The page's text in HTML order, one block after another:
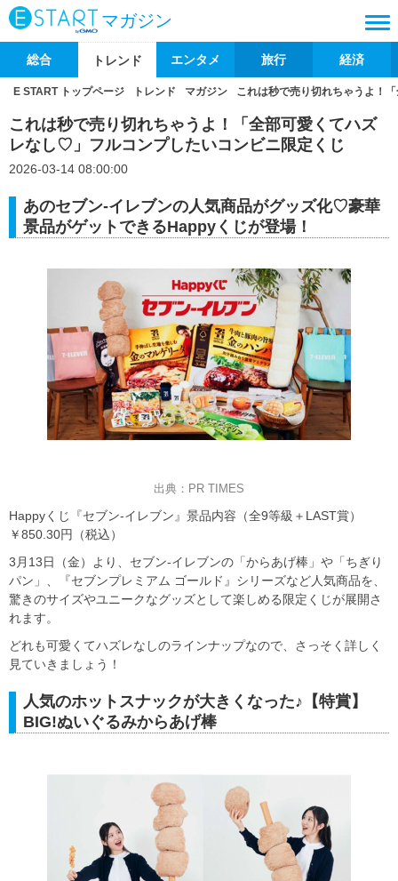
マガジン
総合 トレンド エンタメ 旅行 経済
E START トップページ トレンド マガジン これは秒で売り切れちゃうよ！
これは秒で売り切れちゃうよ！「全部可愛くてハズ
レなし♡」フルコンプしたいコンビニ限定くじ
2026-03-14 08:00:00
あのセブン‐イレブンの人気商品がグッズ化♡豪華
景品がゲットできるHappyくじが登場！
出典：PR TIMES
Happyくじ『セブン‐イレブン』景品内容（全9等級＋LAST賞）
￥850.30円（税込）
3月13日（金）より、セブン‐イレブンの「からあげ棒」や「ちぎり
パン」、『セブンプレミアム ゴールド』シリーズなど人気商品を、
驚きのサイズやユニークなグッズとして楽しめる限定くじが展開さ
れます。
どれも可愛くてハズレなしのラインナップなので、さっそく詳しく
見ていきましょう！
人気のホットスナックが大きくなった♪【特賞】
BIG!ぬいぐるみからあげ棒